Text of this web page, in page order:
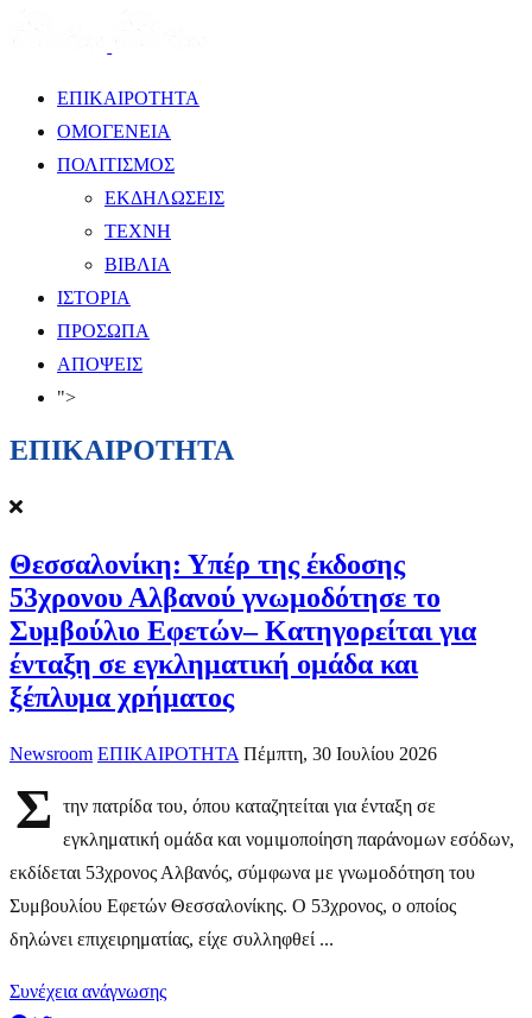
ΕΠΙΚΑΙΡΟΤΗΤΑ
ΟΜΟΓΕΝΕΙΑ
ΠΟΛΙΤΙΣΜΟΣ
ΕΚΔΗΛΩΣΕΙΣ
ΤΕΧΝΗ
ΒΙΒΛΙΑ
ΙΣΤΟΡΙΑ
ΠΡΟΣΩΠΑ
ΑΠΟΨΕΙΣ
">
ΕΠΙΚΑΙΡΟΤΗΤΑ
Θεσσαλονίκη: Υπέρ της έκδοσης
53χρονου Αλβανού γνωμοδότησε το
Συμβούλιο Εφετών– Κατηγορείται για
ένταξη σε εγκληματική ομάδα και
ξέπλυμα χρήματος
Newsroom ΕΠΙΚΑΙΡΟΤΗΤΑ Πέμπτη, 30 Ιουλίου 2026
Σ
την πατρίδα του, όπου καταζητείται για ένταξη σε
εγκληματική ομάδα και νομιμοποίηση παράνομων εσόδων,
εκδίδεται 53χρονος Αλβανός, σύμφωνα με γνωμοδότηση του
Συμβουλίου Εφετών Θεσσαλονίκης. Ο 53χρονος, ο οποίος
δηλώνει επιχειρηματίας, είχε συλληφθεί ...
Συνέχεια ανάγνωσης